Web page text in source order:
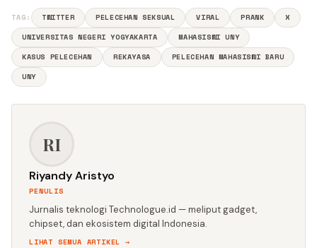
TAG: TWITTER PELECEHAN SEKSUAL VIRAL PRANK
X
UNIVERSITAS NEGERI YOGYAKARTA
MAHASISWI UNY
KASUS PELECEHAN
REKAYASA
PELECEHAN MAHASISWI BARU
UNY
RI
Riyandy Aristyo
PENULIS
Jurnalis teknologi Technologue.id — meliput gadget,
chipset, dan ekosistem digital Indonesia.
LIHAT SEMUA ARTIKEL →